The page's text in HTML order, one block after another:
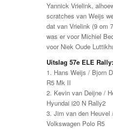
Yannick Vrielink,
scratches van Weijs
dat van Vrielink (9 om
was er voor Michiel
voor Niek Oude
Uitslag 57e ELE Rally:
1. Hans Weijs / Bjorn
R5 Mk II
2. Kevin van Deijne /
Hyundai i20 N Rally2
3. Jim van den Heuvel
Volkswagen Polo R5